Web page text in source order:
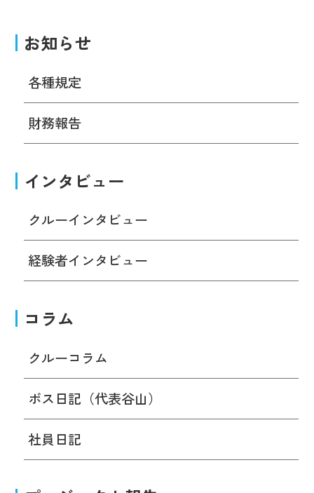
お知らせ
各種規定
財務報告
インタビュー
クルーインタビュー
経験者インタビュー
コラム
クルーコラム
ボス日記（代表谷山）
社員日記